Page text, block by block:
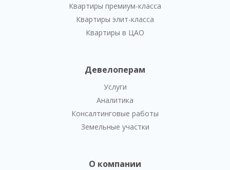
Квартиры премиум-класса
Квартиры элит-класса
Квартиры в ЦАО
Девелоперам
Услуги
Аналитика
Консалтинговые работы
Земельные участки
О компании